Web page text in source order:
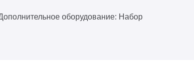
оборудование: Набор